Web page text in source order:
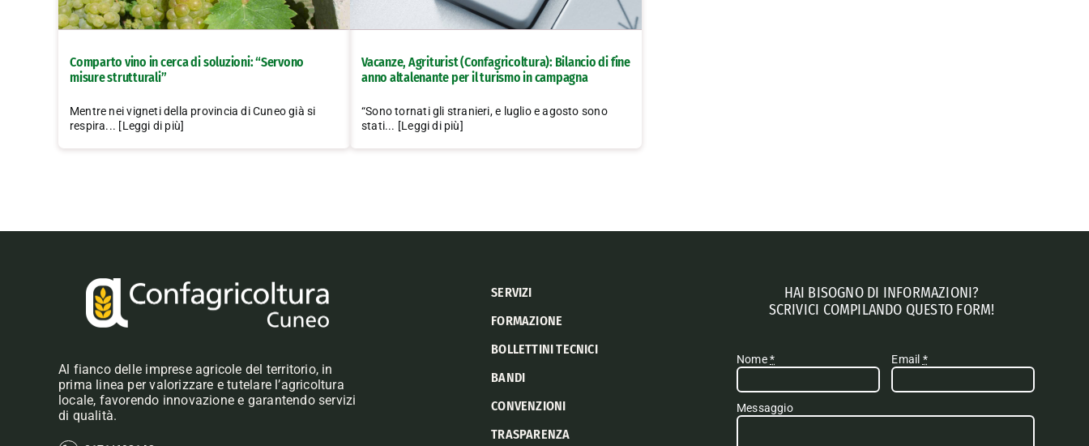
Comparto vino in cerca di soluzioni: “Servono
misure strutturali”
Mentre nei vigneti della provincia di Cuneo già si
respira... [Leggi di più]
Vacanze, Agriturist (Confagricoltura): Bilancio di fine
anno altalenante per il turismo in campagna
“Sono tornati gli stranieri, e luglio e agosto sono
stati... [Leggi di più]
Al fianco delle imprese agricole del territorio, in
prima linea per valorizzare e tutelare l’agricoltura
locale, favorendo innovazione e garantendo servizi
di qualità.
SERVIZI
FORMAZIONE
BOLLETTINI TECNICI
BANDI
CONVENZIONI
TRASPARENZA
HAI BISOGNO DI INFORMAZIONI?
SCRIVICI COMPILANDO QUESTO FORM!
Nome* Email *
Messaggio